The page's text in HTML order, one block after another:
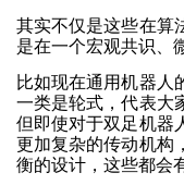
其实不仅是这些在算
是在一个宏观共识、
比如现在通用机器人
一类是轮式，代表大
但即使对于双足机器
更加复杂的传动机构
衡的设计，这些都会